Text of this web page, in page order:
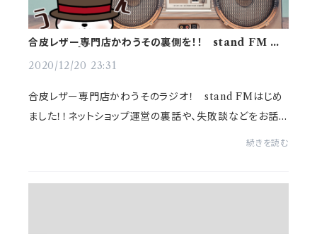
合皮レザー専門店かわうその裏側を！！ stand FM は
2020/12/20 23:31
合皮レザー専門店かわうそのラジオ！ stand FMはじめ
ました！！ネットショップ運営の裏話や、失敗談などをお話し
ています。是非聞いてみてください＾＾★stand FMはコチラ
続きを読む